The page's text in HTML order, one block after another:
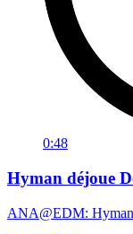
0:48
Hyman déjoue
ANA@EDM: Hyman